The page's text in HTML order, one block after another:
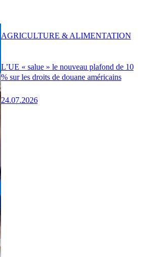
L’UE « salue » le nouveau plafond de 10
% sur les droits de douane américains
24.07.2026
AGRICULTURE & ALIMENTATION